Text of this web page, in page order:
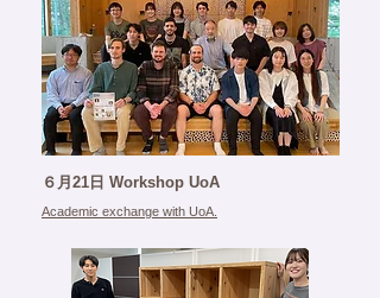
６月21日 Workshop UoA
Academic exchange with UoA.